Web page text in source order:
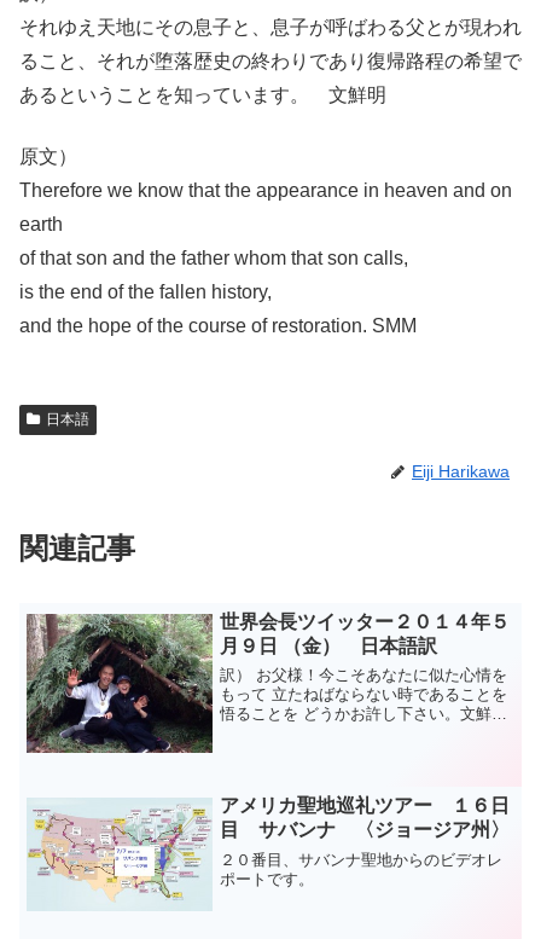
それゆえ天地にその息子と、息子が呼ばわる父とが現われ
ること、それが堕落歴史の終わりであり復帰路程の希望で
あるということを知っています。 文鮮明
原文）
Therefore we know that the appearance in heaven and on
earth
of that son and the father whom that son calls,
is the end of the fallen history,
and the hope of the course of restoration. SMM
日本語
Eiji Harikawa
関連記事
世界会長ツイッター２０１４年５
月９日 （金） 日本語訳
訳） お父様！今こそあなたに似た心情を
もって 立たねばならない時であることを
悟ることを どうかお許し下さい。文鮮明
アメリカ聖地巡礼ツアー １６日
目 サバンナ 〈ジョージア州〉
２０番目、サバンナ聖地からのビデオレ
ポートです。